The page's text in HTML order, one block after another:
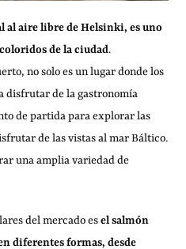
al aire libre de Helsinki, es uno
de la ciudad.
no solo es un lugar donde los
disfrutar de la gastronomía
de partida para explorar las
de las vistas al mar Báltico.
una amplia variedad de
del mercado esel salmón
diferentes formas, desde